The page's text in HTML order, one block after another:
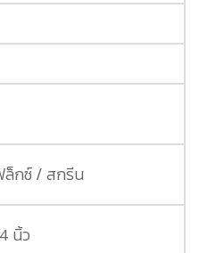
ล็กซ์ / สกรีน
นิ้ว